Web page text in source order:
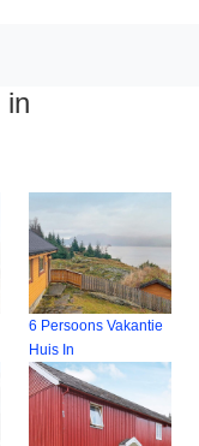
in
6 Persoons Vakantie
Huis In